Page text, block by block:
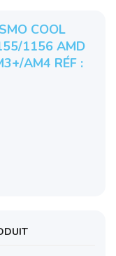
COOL
1156 AMD
AM4 RÉF :